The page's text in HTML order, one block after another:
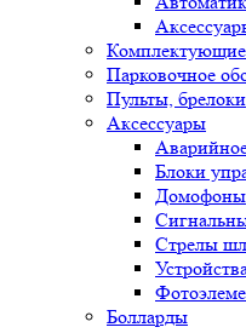
Комплектующие
Парковочное
Пульты, брелоки
Аксессуары
Блоки
Домофоны
Стрелы
Болларды